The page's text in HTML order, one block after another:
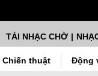
|
TẢI NHẠC CHỜ
Chiến thuật Động